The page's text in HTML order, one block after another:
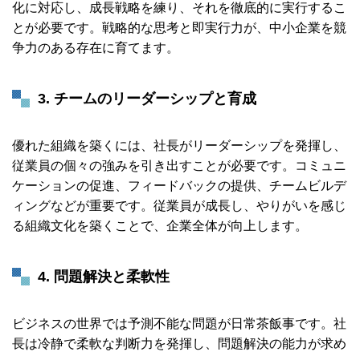
化に対応し、成長戦略を練り、それを徹底的に実行するこ
とが必要です。戦略的な思考と即実行力が、中小企業を競
争力のある存在に育てます。
3. チームのリーダーシップと育成
優れた組織を築くには、社長がリーダーシップを発揮し、
従業員の個々の強みを引き出すことが必要です。コミュニ
ケーションの促進、フィードバックの提供、チームビルデ
ィングなどが重要です。従業員が成長し、やりがいを感じ
る組織文化を築くことで、企業全体が向上します。
4. 問題解決と柔軟性
ビジネスの世界では予測不能な問題が日常茶飯事です。社
長は冷静で柔軟な判断力を発揮し、問題解決の能力が求め